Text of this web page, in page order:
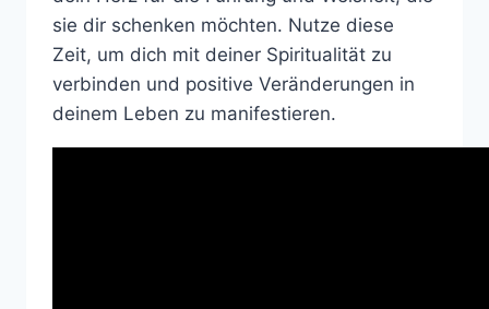
sie dir schenken möchten. Nutze diese
Zeit, um dich mit deiner Spiritualität zu
verbinden und positive Veränderungen in
deinem Leben zu manifestieren.